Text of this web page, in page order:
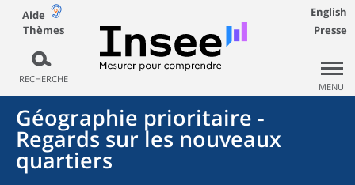
Aide
Thèmes
RECHERCHE
English
Presse
MENU
Géographie prioritaire -
Regards sur les nouveaux
quartiers